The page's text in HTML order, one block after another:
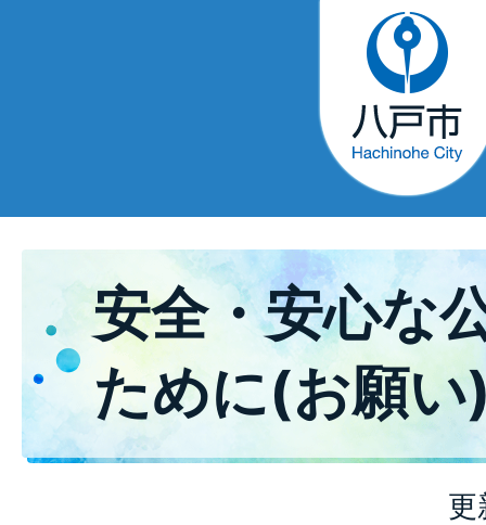
安全・安心な
ために(お願い
更